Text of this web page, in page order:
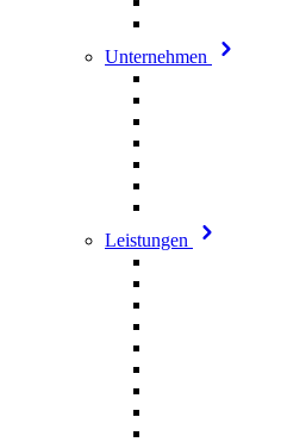
Unternehmen
Leistungen